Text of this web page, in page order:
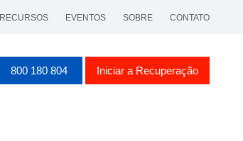
RECURSOS EVENTOS SOBRE CONTATO
800 180 804 Iniciar a Recuperação